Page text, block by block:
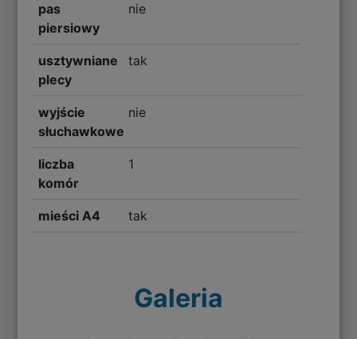
pas
piersiowy
nie
usztywniane
plecy
tak
wyjście
słuchawkowe
nie
liczba
komór
1
mieści A4 tak
Galeria